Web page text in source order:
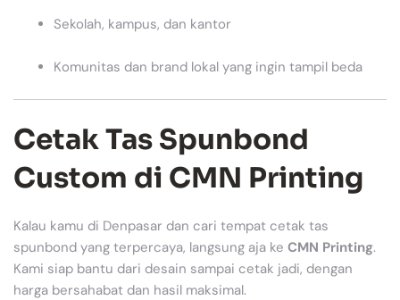
Sekolah, kampus, dan kantor
Komunitas dan brand lokal yang ingin tampil beda
Cetak Tas Spunbond
Custom di CMN Printing
Kalau kamu di Denpasar dan cari tempat cetak tas
spunbond yang terpercaya, langsung aja ke CMN Printing.
Kami siap bantu dari desain sampai cetak jadi, dengan
harga bersahabat dan hasil maksimal.